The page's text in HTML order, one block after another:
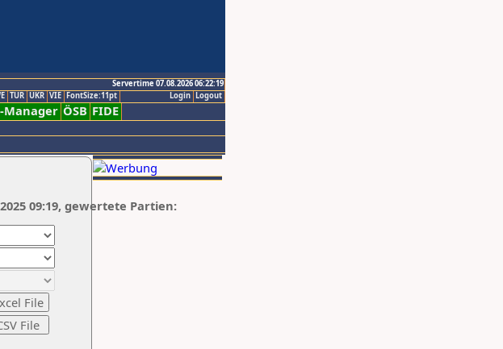
Servertime 07.08.2026 06:22:19
Logout
Login
TUR UKR VIE FontSize:11pt
Manager ÖSB FIDE
09:19, gewertete Partien: